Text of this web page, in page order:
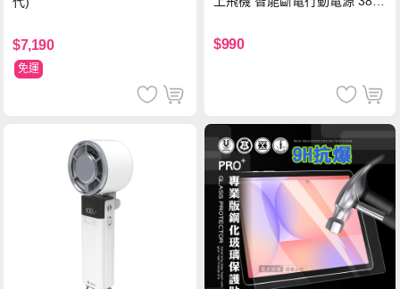
$7,190
免運
灣BSMI/中國CCC/歐美CE/FCC
認證
$990